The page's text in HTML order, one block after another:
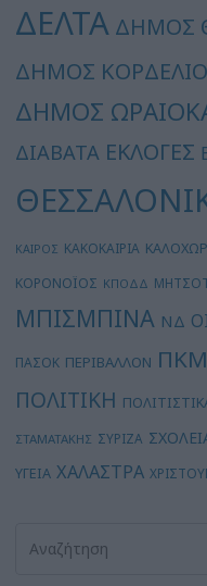
ΔΕΛΤΑ ΔΗΜΟΣ
ΔΗΜΟΣ
ΔΗΜΟΣ
ΔΙΑΒΑΤΑ ΕΚΛΟΓΕΣ
ΚΑΙΡΟΣ ΚΑΚΟΚΑΙΡΙΑ
ΚΟΡΟΝΟΪΟΣ ΚΠΟΔΔ
ΜΠΙΣΜΠΙΝΑ ΝΔ
ΠΑΣΟΚ ΠΕΡΙΒΑΛΛΟΝ ΠΚΜ
ΠΟΛΙΤΙΚΗ
ΣΤΑΜΑΤΑΚΗΣ ΣΥΡΙΖΑ
ΥΓΕΙΑ ΧΑΛΑΣΤΡΑ